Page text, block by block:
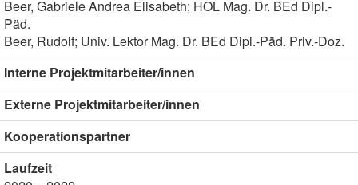
Beer, Gabriele Andrea Elisabeth; HOL Mag. Dr. BEd Dipl.-
Päd.
Beer, Rudolf; Univ. Lektor Mag. Dr. BEd Dipl.-Päd. Priv.-Doz.
Interne Projektmitarbeiter/innen
Externe Projektmitarbeiter/innen
Kooperationspartner
Laufzeit